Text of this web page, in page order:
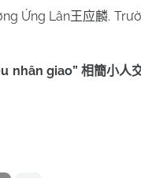
Ứng Lân王应麟.
nhân giao” 相簡小人